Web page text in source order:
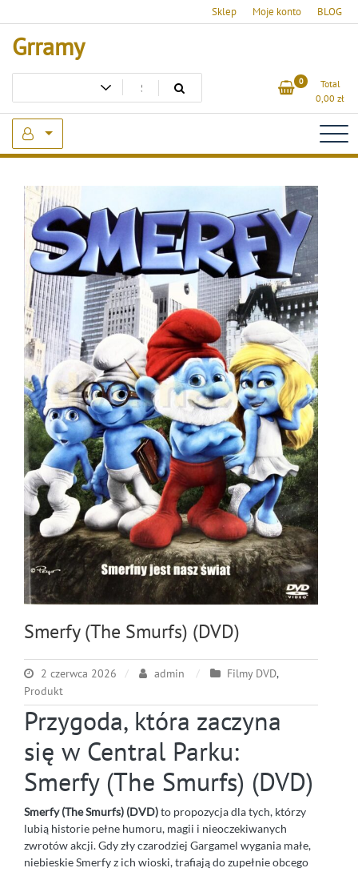
to
content
Sklep Moje konto BLOG
Grramy
0
Total
0,00 zł
Smerfy (The Smurfs) (DVD)
2 czerwca 2026 admin Filmy DVD,
Produkt
Przygoda, która zaczyna
się w Central Parku:
Smerfy (The Smurfs) (DVD)
Smerfy (The Smurfs) (DVD)to propozycja dla tych, którzy
lubią historie pełne humoru, magii i nieoczekiwanych
zwrotów akcji. Gdy zły czarodziej Gargamel wygania małe,
niebieskie Smerfy z ich wioski, trafiają do zupełnie obcego